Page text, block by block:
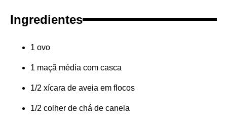
Ingredientes
1 ovo
1 maçã média com casca
1/2 xícara de aveia em flocos
1/2 colher de chá de canela